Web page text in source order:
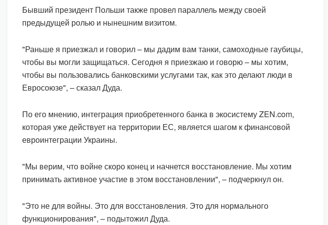
Бывший президент Польши также провел параллель между своей
предыдущей ролью и нынешним визитом.
"Раньше я приезжал и говорил – мы дадим вам танки, самоходные гаубицы,
чтобы вы могли защищаться. Сегодня я приезжаю и говорю – мы хотим,
чтобы вы пользовались банковскими услугами так, как это делают люди в
Евросоюзе", – сказал Дуда.
По его мнению, интеграция приобретенного банка в экосистему ZEN.com,
которая уже действует на территории ЕС, является шагом к финансовой
евроинтеграции Украины.
"Мы верим, что войне скоро конец и начнется восстановление. Мы хотим
принимать активное участие в этом восстановлении", – подчеркнул он.
"Это не для войны. Это для восстановления. Это для нормального
функционирования", – подытожил Дуда.